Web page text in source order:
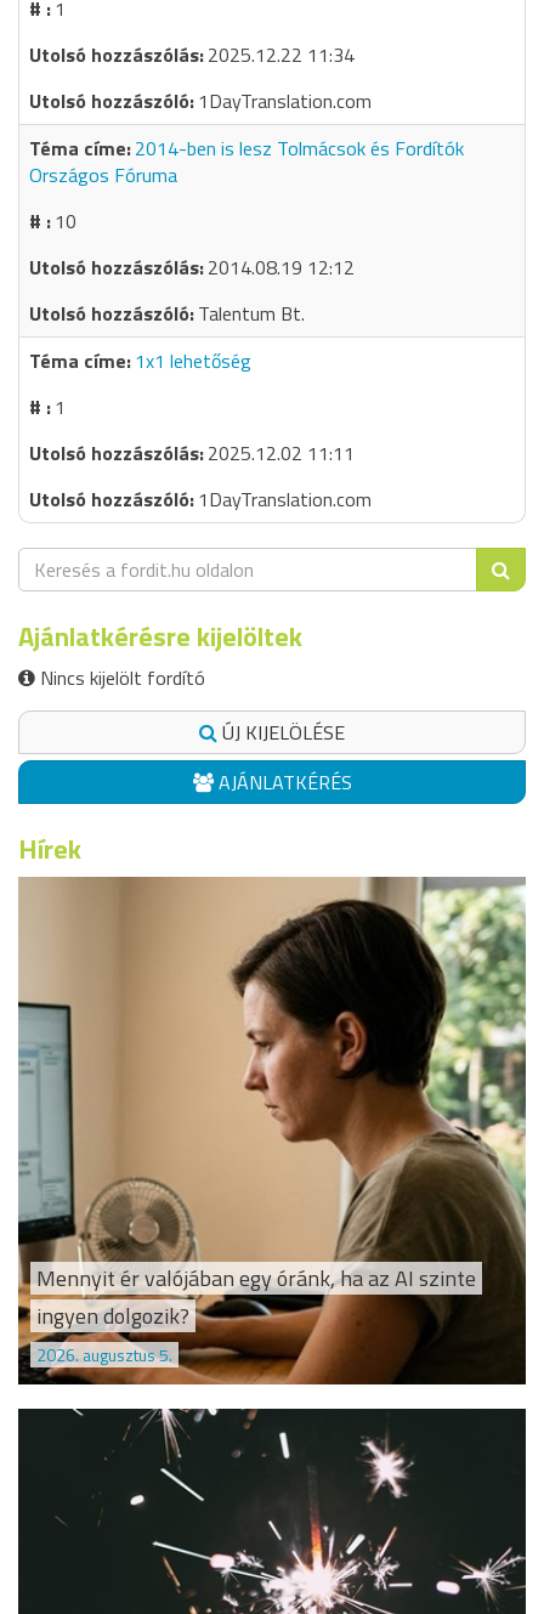
1
2025.12.22 11:34
1DayTranslation.com
2014-ben is lesz Tolmácsok és Fordítók
Országos Fóruma
10
2014.08.19 12:12
Talentum Bt.
1x1 lehetőség
1
2025.12.02 11:11
1DayTranslation.com
Ajánlatkérésre kijelöltek
Nincs kijelölt fordító
ÚJ KIJELÖLÉSE
AJÁNLATKÉRÉS
Hírek
Mennyit ér valójában egy óránk, ha az AI szinte
ingyen dolgozik?
2026. augusztus 5.